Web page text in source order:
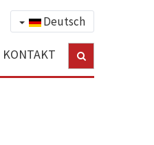
Deutsch
KONTAKT